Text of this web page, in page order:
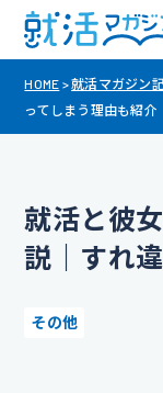
HOME >就活マガジン
ってしまう理由も紹介
就活と彼
説｜すれ
その他